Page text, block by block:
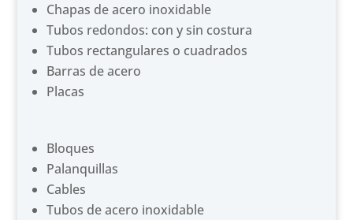
Chapas de acero inoxidable
Tubos redondos: con y sin costura
Tubos rectangulares o cuadrados
Barras de acero
Placas
Bloques
Palanquillas
Cables
Tubos de acero inoxidable